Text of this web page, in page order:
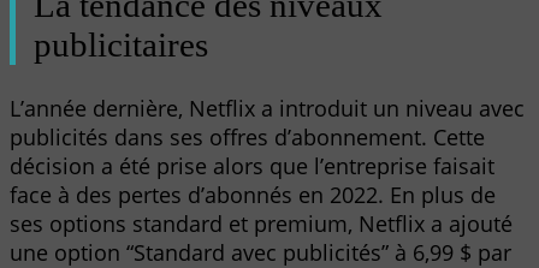
publicitaires
L’année dernière, Netflix a introduit un niveau avec
publicités dans ses offres d’abonnement. Cette
décision a été prise alors que l’entreprise faisait
face à des pertes d’abonnés en 2022. En plus de
ses options standard et premium, Netflix a ajouté
une option “Standard avec publicités” à 6,99 $ par